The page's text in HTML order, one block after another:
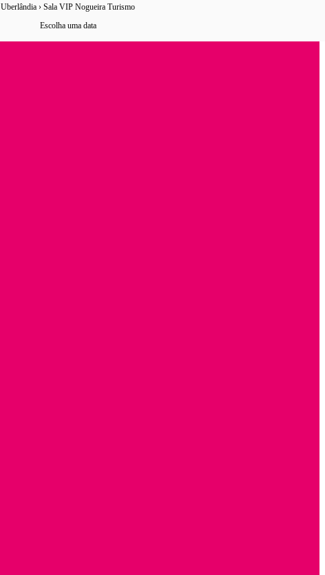
Uberlândia › Sala VIP Nogueira Turismo
Escolha uma data